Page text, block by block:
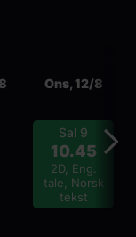
Ons, 12/8
Sal 9
10.45
2D, Eng.
tale, Norsk
tekst